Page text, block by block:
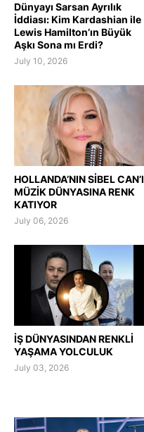
Dünyayı Sarsan Ayrılık
İddiası: Kim Kardashian ile
Lewis Hamilton’ın Büyük
Aşkı Sona mı Erdi?
July 10, 2026
HOLLANDA’NIN SİBEL CAN’I
MÜZİK DÜNYASINA RENK
KATIYOR
July 06, 2026
İŞ DÜNYASINDAN RENKLİ
YAŞAMA YOLCULUK
July 03, 2026